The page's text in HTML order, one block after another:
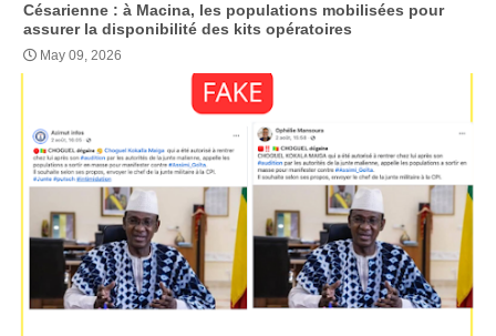
Césarienne : à Macina, les populations mobilisées pour
assurer la disponibilité des kits opératoires
May 09, 2026